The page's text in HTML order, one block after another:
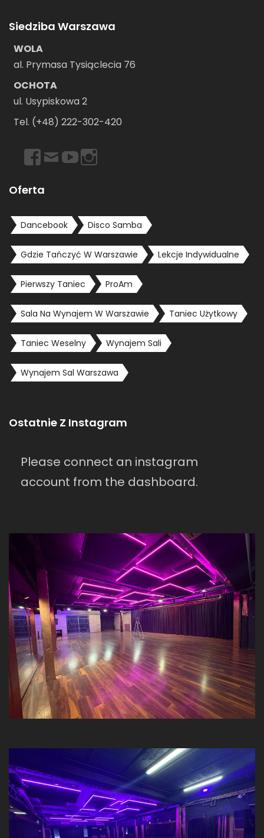
Siedziba Warszawa
WOLA
al. Prymasa Tysiąclecia 76
OCHOTA
ul. Usypiskowa 2
Tel. (+48) 222-302-420
https://www.facebook.com/dancebookwarszawa
Emailhttps://www.youtube.com/user/dancebookpl
Oferta
Dancebook Disco Samba
Gdzie Tańczyć W Warszawie Lekcje Indywidualne
Pierwszy Taniec ProAm
Sala Na Wynajem W Warszawie Taniec Użytkowy
Taniec Weselny Wynajem Sali
Wynajem Sal Warszawa
Ostatnie Z Instagram
Please connect an instagram
account from the dashboard.